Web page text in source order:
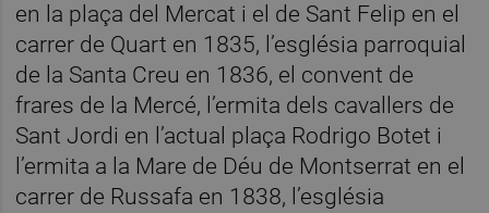
en la plaça del Mercat i el de Sant Felip en el
carrer de Quart en 1835, l’església parroquial
de la Santa Creu en 1836, el convent de
frares de la Mercé, l’ermita dels cavallers de
Sant Jordi en l’actual plaça Rodrigo Botet i
l’ermita a la Mare de Déu de Montserrat en el
carrer de Russafa en 1838, l’església